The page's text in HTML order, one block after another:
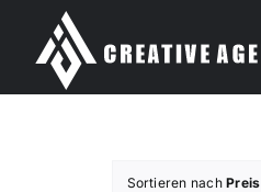
Inhalt
springen
Sortieren nachPreis